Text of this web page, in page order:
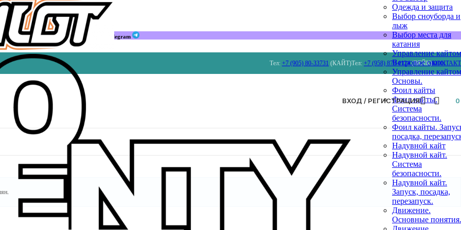
Мы в Telegram
Тел: +7 (905) 80-33731 (КАЙТ)Тел: +7 (958) 879 4124(ВЕЙК)
ВХОД / РЕГИСТРАЦИЯ 0
Одежда и защита
Выбор сноуборда и
лыж
Выбор места для
катания
Управление
Ветровое окно.
Управление
Основы.
Фоил кайты
Фоил кайты.
Система
безопасности.
Фоил кайты.
посадка,
Надувной кайт
Надувной кайт.
Система
безопасности.
Надувной кайт.
Запуск, посадка,
перезапуск.
Движение.
Основные понятия.
.